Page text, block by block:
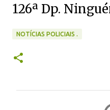
126ª Dp.
NOTÍCIAS POLICIAIS .